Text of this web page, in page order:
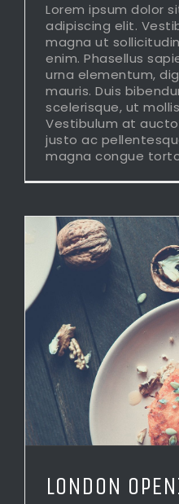
Lorem ipsum dolor
adipiscing elit.
magna ut
enim. Phasellus
urna elementum,
mauris. Duis
scelerisque, ut
Vestibulum at
justo ac
magna congue
LONDON